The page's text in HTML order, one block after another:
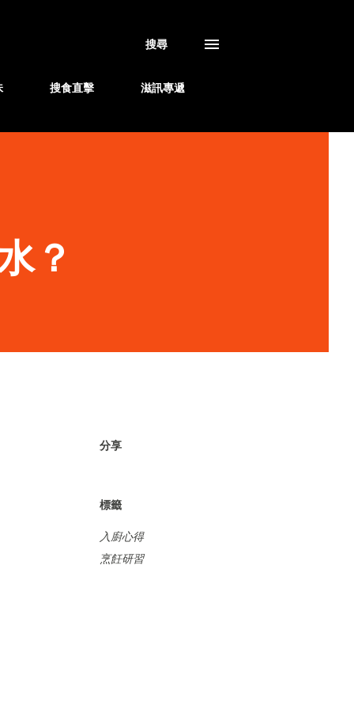
搜尋
搜食直擊 滋訊專遞
？
分享
標籤
入廚心得
烹飪研習